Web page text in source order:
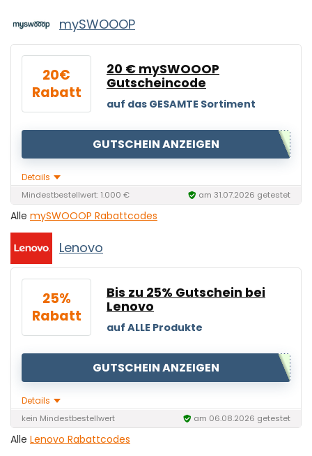
mySWOOOP
20€
Rabatt
20 € mySWOOOP
Gutscheincode
auf das GESAMTE Sortiment
GUTSCHEIN ANZEIGEN
Details
Mindestbestellwert: 1.000 € am 31.07.2026 getestet
Alle mySWOOOP Rabattcodes
Lenovo
25%
Rabatt
Bis zu 25% Gutschein bei
Lenovo
auf ALLE Produkte
GUTSCHEIN ANZEIGEN
Details
kein Mindestbestellwert am 06.08.2026 getestet
Alle Lenovo Rabattcodes